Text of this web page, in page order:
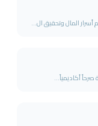
المال وتحقيق ال...